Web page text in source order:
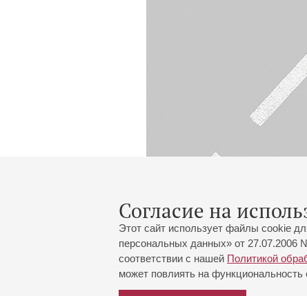
Согласие на
Этот сайт использует файлы cookie
персональных данных» от 27.07.2006
соответствии с нашей Политикой
может повлиять на функциональность
Большой зал:
191186, Санкт-Петербург,